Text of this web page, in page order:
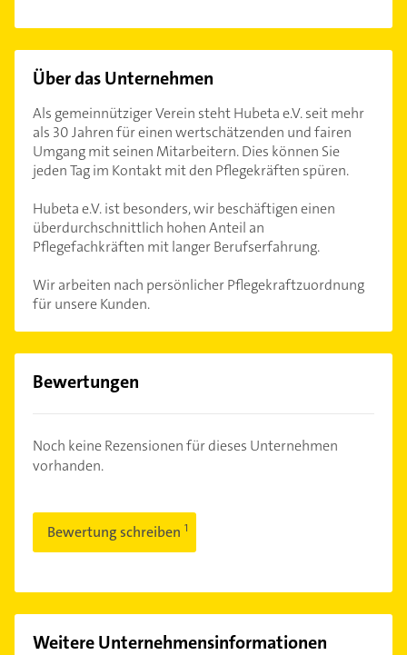
Über das Unternehmen
Als gemeinnütziger Verein steht Hubeta e.V. seit mehr
als 30 Jahren für einen wertschätzenden und fairen
Umgang mit seinen Mitarbeitern. Dies können Sie
jeden Tag im Kontakt mit den Pflegekräften spüren.
Hubeta e.V. ist besonders, wir beschäftigen einen
überdurchschnittlich hohen Anteil an
Pflegefachkräften mit langer Berufserfahrung.
Wir arbeiten nach persönlicher Pflegekraftzuordnung
für unsere Kunden.
Bewertungen
Noch keine Rezensionen für dieses Unternehmen
vorhanden.
Bewertung schreiben
Weitere Unternehmensinformationen